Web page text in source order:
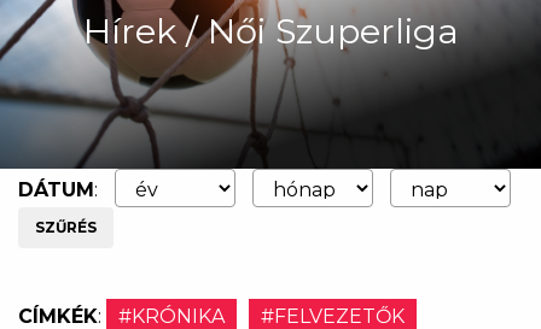
Hírek / Női Szuperliga
DÁTUM:
SZŰRÉS
CÍMKÉK: #KRÓNIKA
#FELVEZETŐK